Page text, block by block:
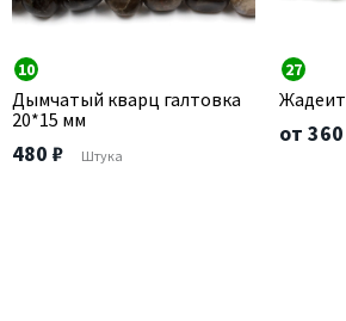
10
Дымчатый кварц галтовка
20*15 мм
480 ₽ Штука
27
Жадеит
от